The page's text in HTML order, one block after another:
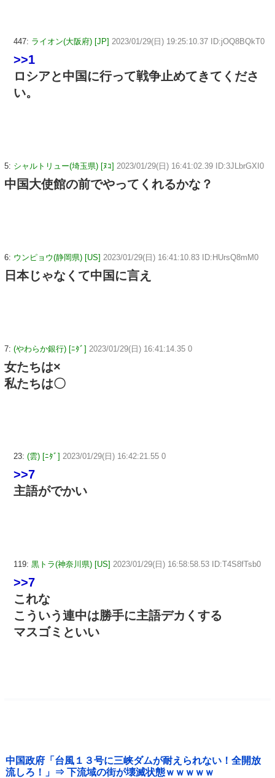
447: ライオン(大阪府) [JP] 2023/01/29(日) 19:25:10.37 ID:jOQ8BQkT0
>>1
ロシアと中国に行って戦争止めてきてくださ
い。
5: シャルトリュー(埼玉県) [ﾇｺ] 2023/01/29(日) 16:41:02.39 ID:3JLbrGXI0
中国大使館の前でやってくれるかな？
6: ウンピョウ(静岡県) [US] 2023/01/29(日) 16:41:10.83 ID:HUrsQ8mM0
日本じゃなくて中国に言え
7: (やわらか銀行) [ﾆﾀﾞ] 2023/01/29(日) 16:41:14.35 0
女たちは×
私たちは〇
23: (雲) [ﾆﾀﾞ] 2023/01/29(日) 16:42:21.55 0
>>7
主語がでかい
119: 黒トラ(神奈川県) [US] 2023/01/29(日) 16:58:58.53 ID:T4S8fTsb0
>>7
これな
こういう連中は勝手に主語デカくする
マスゴミといい
中国政府「台風１３号に三峡ダムが耐えられない！全開放
流しろ！」⇒ 下流域の街が壊滅状態ｗｗｗｗｗ